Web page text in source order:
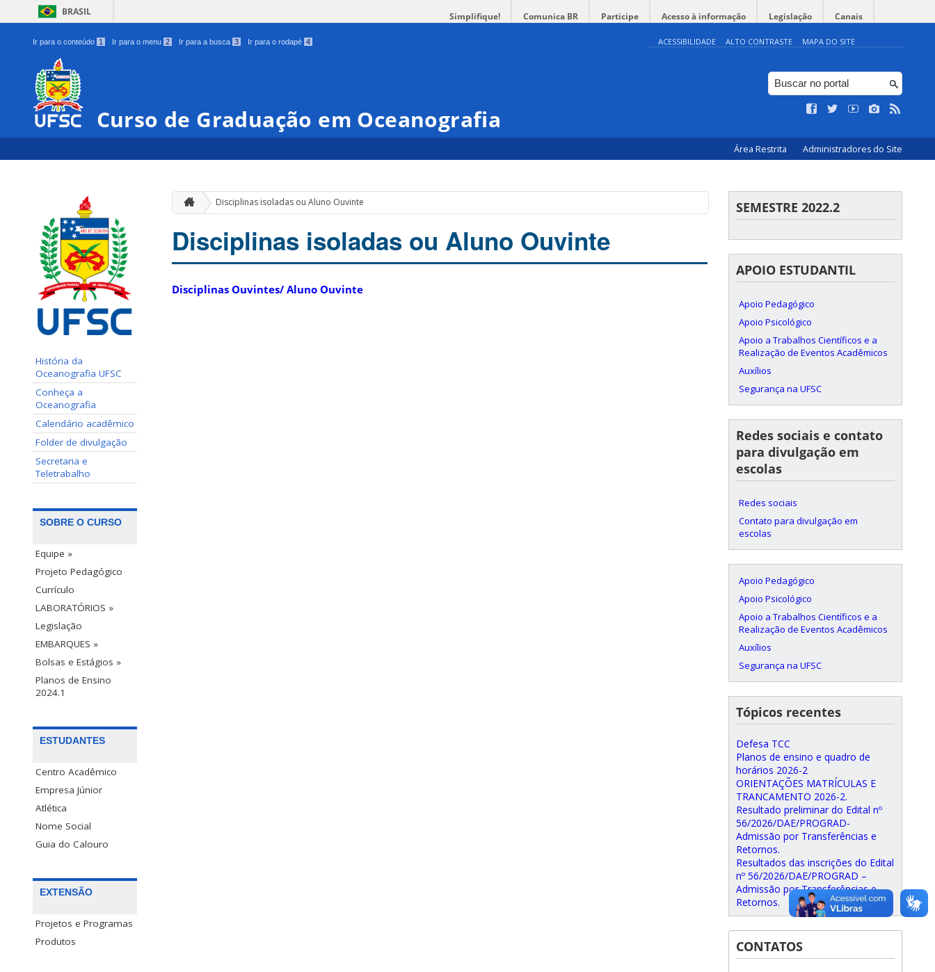
BRASIL Simplifique! Comunica BR Participe Acesso à informação Legislação Canais
Ir para o conteúdo 1 Ir para o menu 2 Ir para a busca 3 Ir para o rodapé 4 ACESSIBILIDADE ALTO CONTRASTE MAPA DO SITE
Curso de Graduação em Oceanografia
Área Restrita Administradores do Site
História da
Oceanografia UFSC
Conheça a
Oceanografia
Calendário acadêmico
Folder de divulgação
Secretaria e
Teletrabalho
SOBRE O CURSO
Equipe »
Projeto Pedagógico
Currículo
LABORATÓRIOS »
Legislação
EMBARQUES »
Bolsas e Estágios »
Planos de Ensino
2024.1
ESTUDANTES
Centro Acadêmico
Empresa Júnior
Atlética
Nome Social
Guia do Calouro
EXTENSÃO
Projetos e Programas
Produtos
Disciplinas isoladas ou Aluno Ouvinte
Disciplinas isoladas ou Aluno Ouvinte
Disciplinas Ouvintes/ Aluno Ouvinte
SEMESTRE 2022.2
APOIO ESTUDANTIL
Apoio Pedagógico
Apoio Psicológico
Apoio a Trabalhos Científicos e a
Realização de Eventos Acadêmicos
Auxílios
Segurança na UFSC
Redes sociais e contato
para divulgação em
escolas
Redes sociais
Contato para divulgação em
escolas
Apoio Pedagógico
Apoio Psicológico
Apoio a Trabalhos Científicos e a
Realização de Eventos Acadêmicos
Auxílios
Segurança na UFSC
Tópicos recentes
Defesa TCC
Planos de ensino e quadro de
horários 2026-2
ORIENTAÇÕES MATRÍCULAS E
TRANCAMENTO 2026-2.
Resultado preliminar do Edital nº
56/2026/DAE/PROGRAD-
Admissão por Transferências e
Retornos.
Resultados das inscrições do Edital
nº 56/2026/DAE/PROGRAD –
Admissão por Transferências e
Retornos.
CONTATOS